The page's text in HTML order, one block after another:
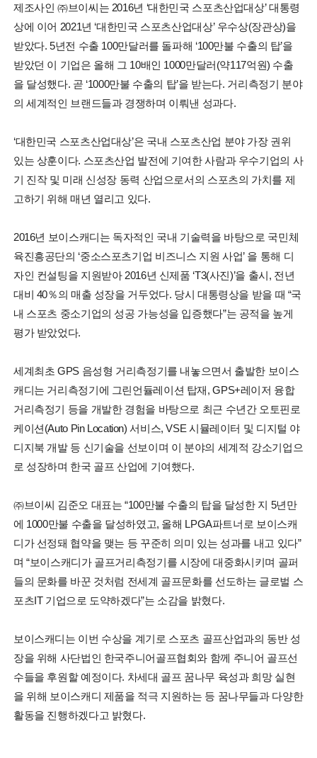
제조사인 ㈜브이씨는 2016년 ‘대한민국 스포츠산업대상’ 대통령
상에 이어 2021년 ‘대한민국 스포츠산업대상’ 우수상(장관상)을
받았다. 5년전 수출 100만달러를 돌파해 ‘100만불 수출의 탑’을
받았던 이 기업은 올해 그 10배인 1000만달러(약117억원) 수출
을 달성했다. 곧 ‘1000만불 수출의 탑’을 받는다. 거리측정기 분야
의 세계적인 브랜드들과 경쟁하며 이뤄낸 성과다.
‘대한민국 스포츠산업대상’은 국내 스포츠산업 분야 가장 권위
있는 상훈이다. 스포츠산업 발전에 기여한 사람과 우수기업의 사
기 진작 및 미래 신성장 동력 산업으로서의 스포츠의 가치를 제
고하기 위해 매년 열리고 있다.
2016년 보이스캐디는 독자적인 국내 기술력을 바탕으로 국민체
육진흥공단의 ‘중소스포츠기업 비즈니스 지원 사업’ 을 통해 디
자인 컨설팅을 지원받아 2016년 신제품 ‘T3(사진)’을 출시, 전년
대비 40％의 매출 성장을 거두었다. 당시 대통령상을 받을 때 “국
내 스포츠 중소기업의 성공 가능성을 입증했다”는 공적을 높게
평가 받았었다.
세계최초 GPS 음성형 거리측정기를 내놓으면서 출발한 보이스
캐디는 거리측정기에 그린언듈레이션 탑재, GPS+레이저 융합
거리측정기 등을 개발한 경험을 바탕으로 최근 수년간 오토핀로
케이션(Auto Pin Location) 서비스, VSE 시뮬레이터 및 디지털 야
디지북 개발 등 신기술을 선보이며 이 분야의 세계적 강소기업으
로 성장하며 한국 골프 산업에 기여했다.
㈜브이씨 김준오 대표는 “100만불 수출의 탑을 달성한 지 5년만
에 1000만불 수출을 달성하였고, 올해 LPGA파트너로 보이스캐
디가 선정돼 협약을 맺는 등 꾸준히 의미 있는 성과를 내고 있다”
며 “보이스캐디가 골프거리측정기를 시장에 대중화시키며 골퍼
들의 문화를 바꾼 것처럼 전세계 골프문화를 선도하는 글로벌 스
포츠IT 기업으로 도약하겠다”는 소감을 밝혔다.
보이스캐디는 이번 수상을 계기로 스포츠 골프산업과의 동반 성
장을 위해 사단법인 한국주니어골프협회와 함께 주니어 골프선
수들을 후원할 예정이다. 차세대 골프 꿈나무 육성과 희망 실현
을 위해 보이스캐디 제품을 적극 지원하는 등 꿈나무들과 다양한
활동을 진행하겠다고 밝혔다.